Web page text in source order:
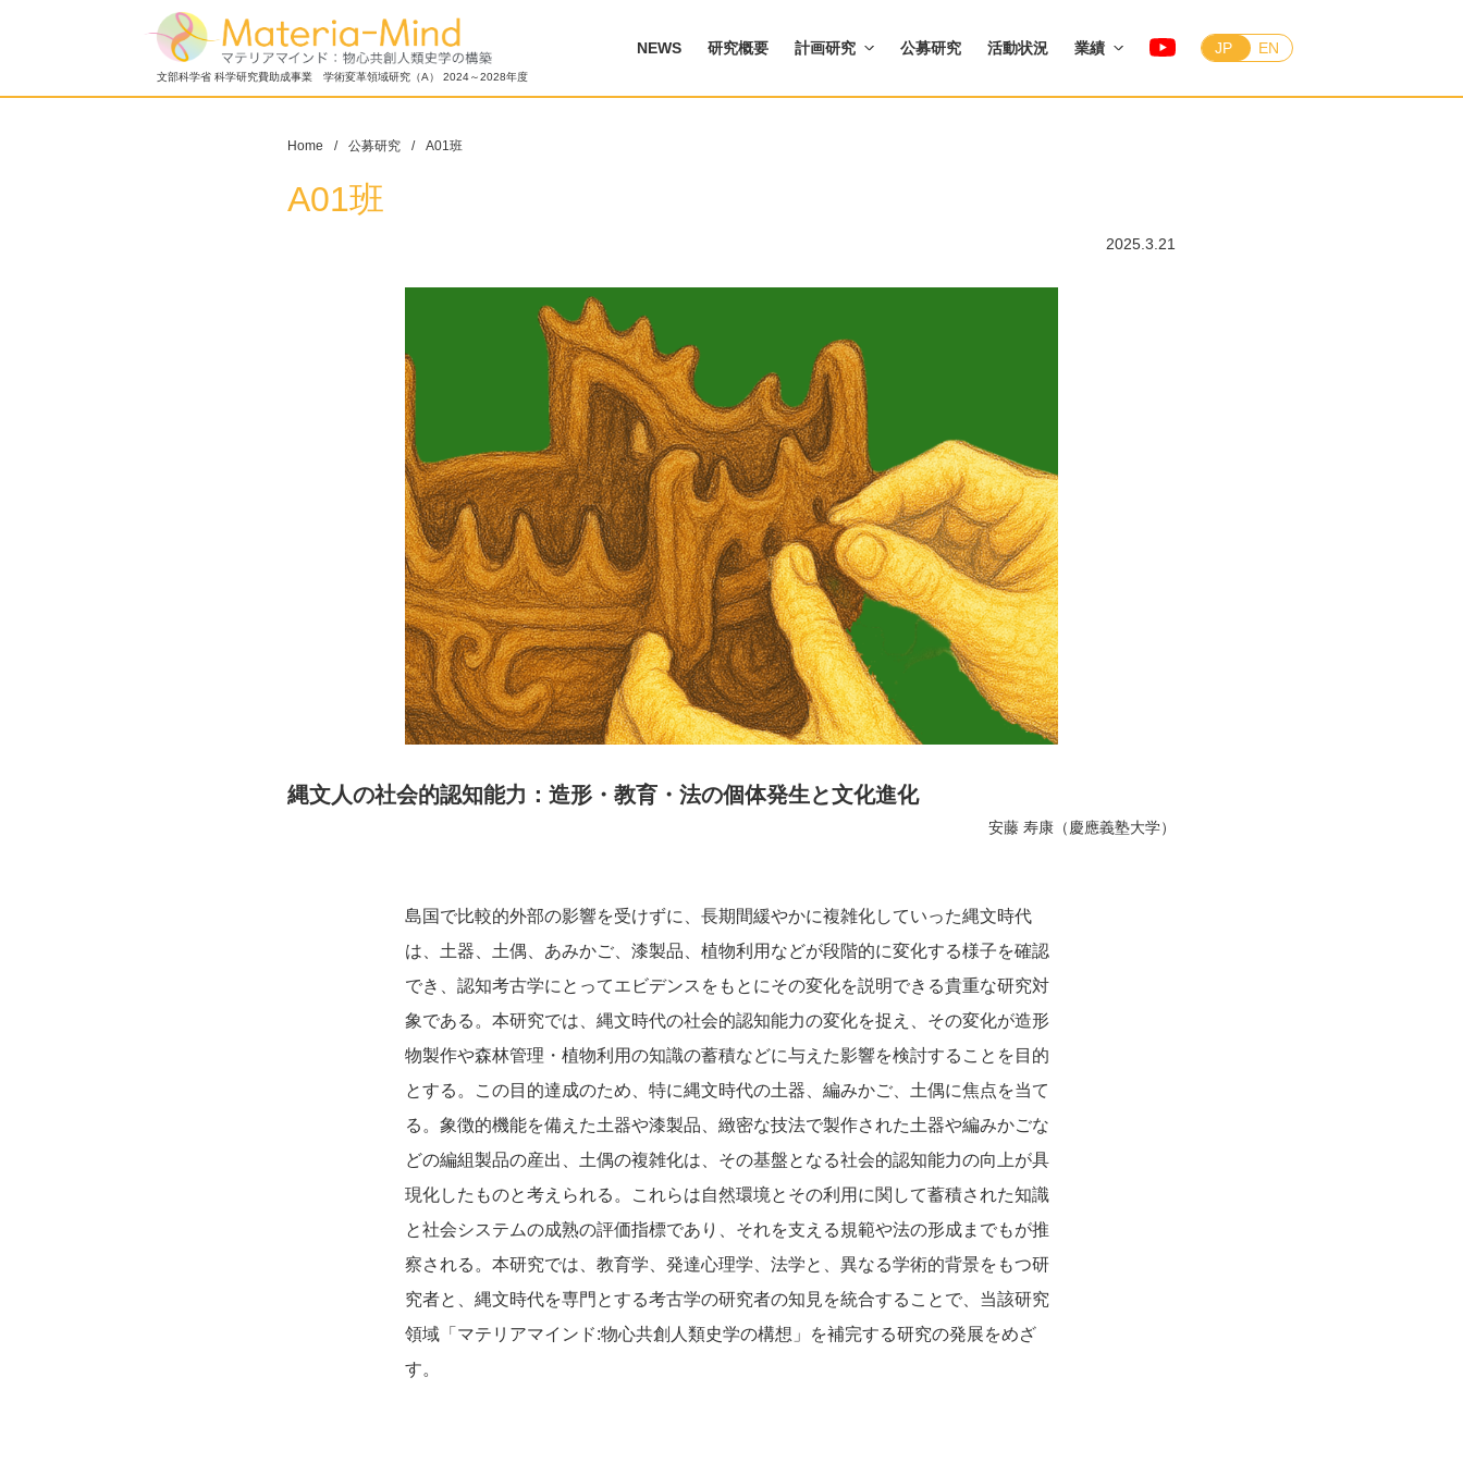
文部科学省 科学研究費助成事業 学術変革領域研究（A） 2024～2028年度
NEWS 研究概要 計画研究 公募研究 活動状況 業績 JP EN
Home 公募研究 A01班
A01班
2025.3.21
縄文人の社会的認知能力：造形・教育・法の個体発生と文化進化
安藤 寿康（慶應義塾大学）
島国で比較的外部の影響を受けずに、長期間緩やかに複雑化していった縄文時代
は、土器、土偶、あみかご、漆製品、植物利用などが段階的に変化する様子を確認
でき、認知考古学にとってエビデンスをもとにその変化を説明できる貴重な研究対
象である。本研究では、縄文時代の社会的認知能力の変化を捉え、その変化が造形
物製作や森林管理・植物利用の知識の蓄積などに与えた影響を検討することを目的
とする。この目的達成のため、特に縄文時代の土器、編みかご、土偶に焦点を当て
る。象徴的機能を備えた土器や漆製品、緻密な技法で製作された土器や編みかごな
どの編組製品の産出、土偶の複雑化は、その基盤となる社会的認知能力の向上が具
現化したものと考えられる。これらは自然環境とその利用に関して蓄積された知識
と社会システムの成熟の評価指標であり、それを支える規範や法の形成までもが推
察される。本研究では、教育学、発達心理学、法学と、異なる学術的背景をもつ研
究者と、縄文時代を専門とする考古学の研究者の知見を統合することで、当該研究
領域「マテリアマインド:物心共創人類史学の構想」を補完する研究の発展をめざ
す。